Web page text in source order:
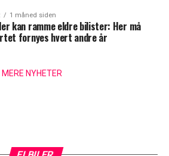
1 måned siden
kan ramme eldre bilister: Her må
fornyes hvert andre år
MERE NYHETER